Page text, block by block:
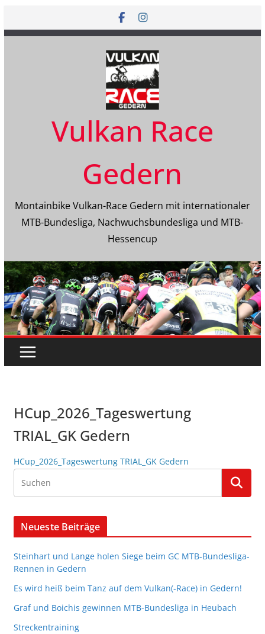
Inhalt
Vulkan Race
Gedern
Montainbike Vulkan-Race Gedern mit internationaler
MTB-Bundesliga, Nachwuchsbundesliga und MTB-
Hessencup
HCup_2026_Tageswertung
TRIAL_GK Gedern
HCup_2026_Tageswertung TRIAL_GK Gedern
Neueste Beiträge
Steinhart und Lange holen Siege beim GC MTB-Bundesliga-
Rennen in Gedern
Es wird heiß beim Tanz auf dem Vulkan(-Race) in Gedern!
Graf und Boichis gewinnen MTB-Bundesliga in Heubach
Streckentraining